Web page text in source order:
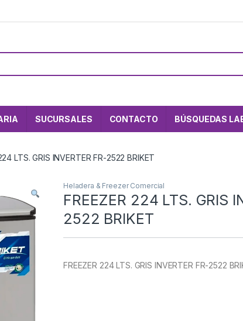
SUCURSALES CONTACTO BÚSQUEDAS
LTS. GRIS INVERTER FR-2522 BRIKET
Heladera & Freezer Comercial
FREEZER 224 LTS. GRIS
2522 BRIKET
FREEZER 224 LTS. GRIS INVERTER FR-2522